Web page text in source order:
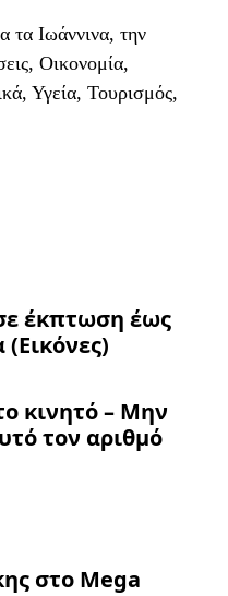
τα Ιωάννινα, την
Οικονομία,
Υγεία, Τουρισμός,
έκπτωση έως
κινητό – Μην
τον αριθμό
στο Mega